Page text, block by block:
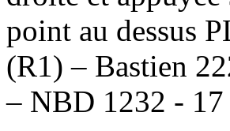
point au dessus
(R1) – Bastien
– NBD 1232 -